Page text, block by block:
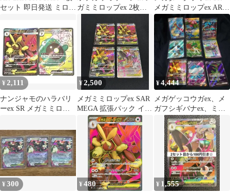
セット 即日発送 ミロカ
ガミミロップex 2枚セ
メガミミロップex AR
トゲデマル AR
¥ 2,111
ナンジャモのハラバリ
ーex SR メガミミロッ
¥2,500
メガミミロップex SAR
MEGA 拡張パック イン
フェルノX 114/080
¥4,444
メガゲッコウガex、メ
ガフシギバナex、ミロ
カロスex等、ポケモン
SRまとめ売り
¥300 ¥480 ¥ 1,555